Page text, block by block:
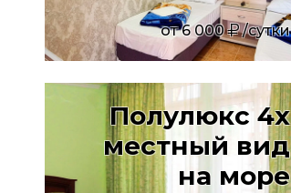
от 6 000 /сутки
Полулюкс 4х
местный вид
на море